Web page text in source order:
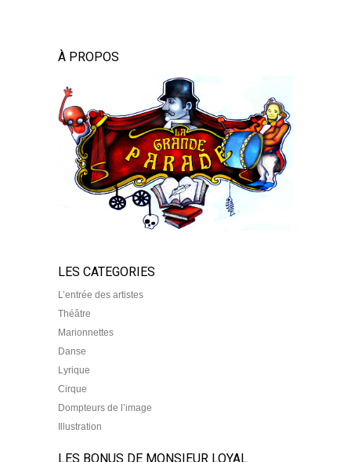
À PROPOS
LES CATEGORIES
L’entrée des artistes
Théâtre
Marionnettes
Danse
Lyrique
Cirque
Dompteurs de l’image
Illustration
LES BONUS DE MONSIEUR LOYAL